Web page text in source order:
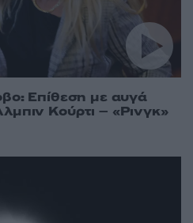
Επίθεση με αυγά
Κούρτι – «Ρινγκ»